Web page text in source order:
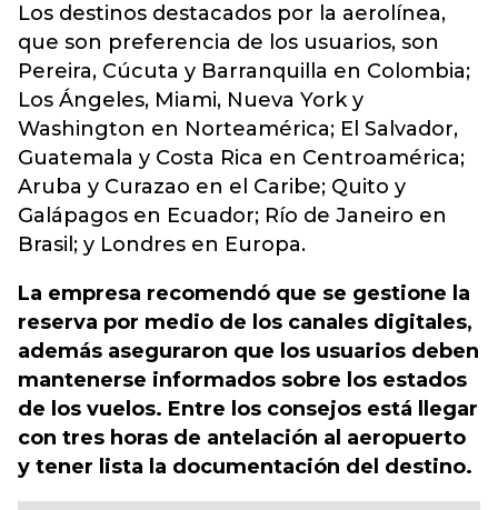
Los destinos destacados por la aerolínea,
que son preferencia de los usuarios, son
Pereira, Cúcuta y Barranquilla en Colombia;
Los Ángeles, Miami, Nueva York y
Washington en Norteamérica; El Salvador,
Guatemala y Costa Rica en Centroamérica;
Aruba y Curazao en el Caribe; Quito y
Galápagos en Ecuador; Río de Janeiro en
Brasil; y Londres en Europa.
La empresa recomendó que se gestione la
reserva por medio de los canales digitales,
además aseguraron que los usuarios deben
mantenerse informados sobre los estados
de los vuelos. Entre los consejos está llegar
con tres horas de antelación al aeropuerto
y tener lista la documentación del destino.